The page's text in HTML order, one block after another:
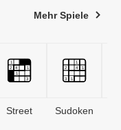
Mehr Spiele
Street Sudoken